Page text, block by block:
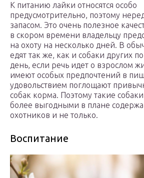
К питанию лайки относятся особо
предусмотрительно, поэтому
запасом. Это очень полезное
в скором времени владельцу
на охоту на несколько дней. В
едят так же, как и собаки других
день, если речь идет о взрослом
имеют особых предпочтений в
удовольствием поглощают
собак корма. Поэтому такие
более выгодными в плане
охотников и не только.
Воспитание